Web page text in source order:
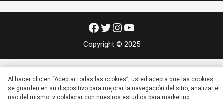
Facebook
Twitter
Instagram
YouTube
Copyright © 2025
Al hacer clic en “Aceptar todas las cookies”, usted acepta que las cookies
se guarden en su dispositivo para mejorar la navegación del sitio, analizar el
uso del mismo, y colaborar con nuestros estudios para marketing.